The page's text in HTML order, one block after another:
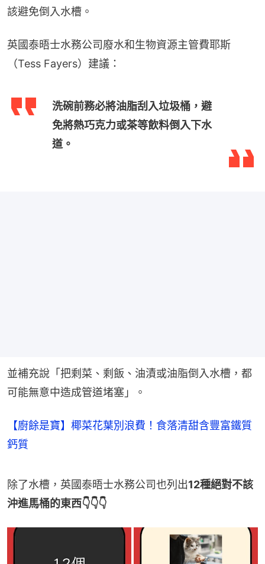
該避免倒入水槽。
英國泰晤士水務公司廢水和生物資源主管費耶斯
（Tess Fayers）建議：
洗碗前務必將油脂刮入垃圾桶，避
免將熱巧克力或茶等飲料倒入下水
道。
並補充說「把剩菜、剩飯、油漬或油脂倒入水槽，都
可能無意中造成管道堵塞」。
【廚餘是寶】椰菜花葉別浪費！食落清甜含豐富鐵質
鈣質
除了水槽，英國泰晤士水務公司也列出12種絕對不該
沖進馬桶的東西👇👇👇